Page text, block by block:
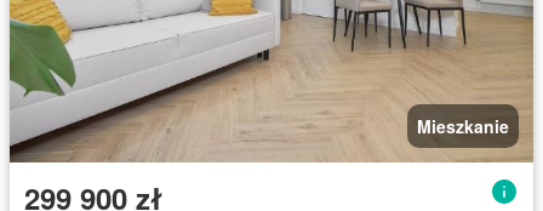
Mieszkanie
299 900 zł